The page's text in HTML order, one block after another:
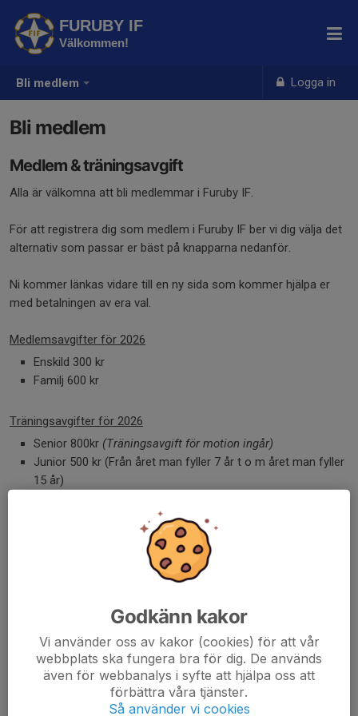
Bli medlem Logga in
FURUBY IF
Välkommen!
Bli medlem
Medlem & träningsavgift
Alla är välkomna att bli medlemmar i Furuby IF.
För att registrera dig som medlem i Furuby IF ber vi dig välja det
alternativ som passar er bäst på knapparna nedanför.
Ni kommer länkas vidare till en ny sida som kommer hjälpa er
med betalningen av era val.
Medlemsavgifter för 2026
Enskild 300 kr
Familj 600 kr
Träningsavgifter för 2026
Senior 800kr (Träningsavgift för motion ingår)
Junior 500 kr (Från året man fyller 7 år t o m året man fyller
15 år)
Har du frågor om som rör medlemsskap, fakturor mm, vänligen
medlem.furubyif@hotmail.com
Enskild medlem
Medlemskap familj
Godkänn kakor
Vi använder oss av kakor (cookies) för att vår
webbplats ska fungera bra för dig. De används
även för webbanalys i syfte att hjälpa oss att
förbättra våra tjänster.
Så använder vi cookies